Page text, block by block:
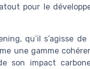
pour le
qu’il s’agisse
une gamme
son impact